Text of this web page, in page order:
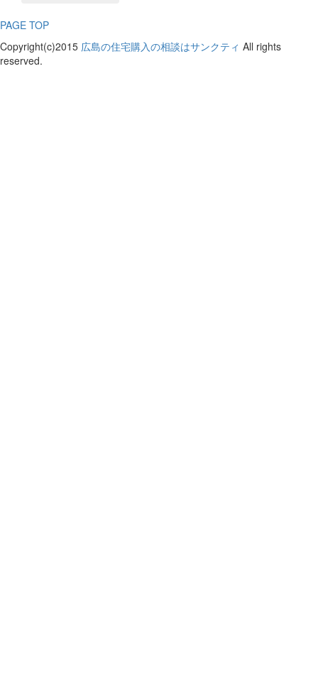
PAGE TOP
Copyright(c)2015 広島の住宅購入の相談はサンクティ All rights
reserved.